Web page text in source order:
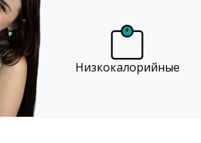
Низкокалорийные